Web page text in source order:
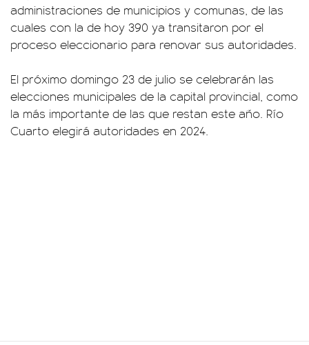
administraciones de municipios y comunas, de las
cuales con la de hoy 390 ya transitaron por el
proceso eleccionario para renovar sus autoridades.
El próximo domingo 23 de julio se celebrarán las
elecciones municipales de la capital provincial, como
la más importante de las que restan este año. Río
Cuarto elegirá autoridades en 2024.